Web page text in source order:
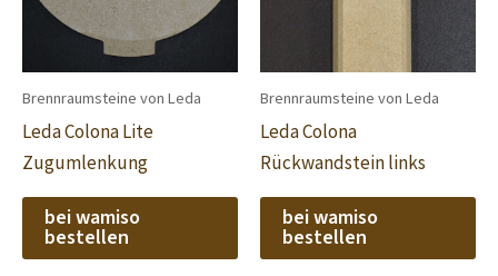
Brennraumsteine von Leda
Leda Colona Lite
Zugumlenkung
bei wamiso
bestellen
Brennraumsteine von Leda
Leda Colona
Rückwandstein links
bei wamiso
bestellen